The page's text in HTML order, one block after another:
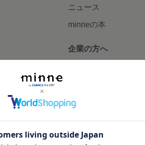
ニュース
minneの本
企業の方へ
会社概要 採用情報 メディアキット